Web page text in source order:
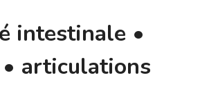
intestinale •
articulations